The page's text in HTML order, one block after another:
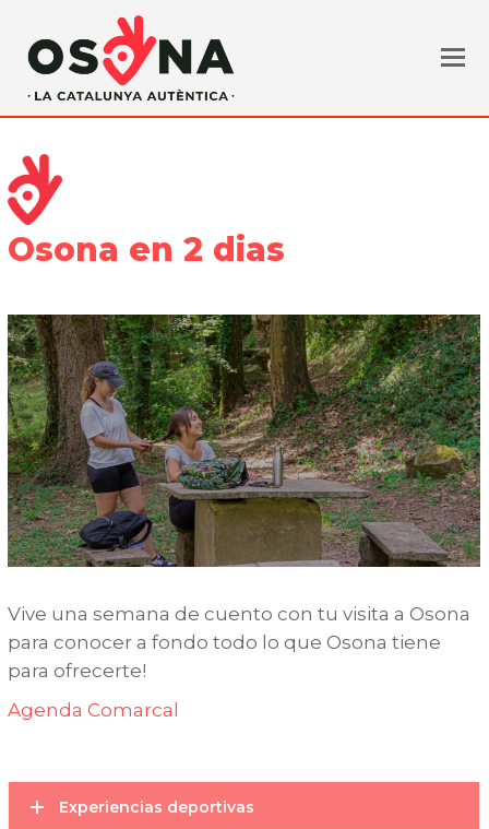
Osona en 2 dias
Vive una semana de cuento con tu visita a Osona
para conocer a fondo todo lo que Osona tiene
para ofrecerte!
Agenda Comarcal
Experiencias deportivas